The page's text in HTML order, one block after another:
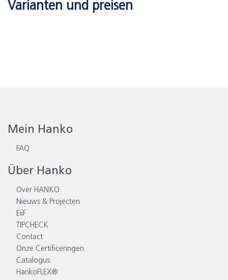
Varianten und preisen
Mein Hanko
FAQ
Über Hanko
Over HANKO
Nieuws & Projecten
EiiF
TIPCHECK
Contact
Onze Certificeringen
Catalogus
HankoFLEX®